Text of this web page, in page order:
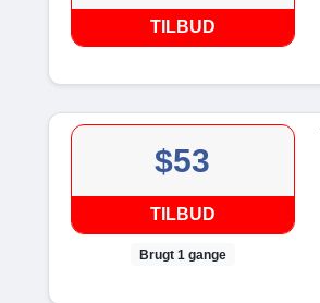
TILBUD
$53
TILBUD
Brugt 1 gange